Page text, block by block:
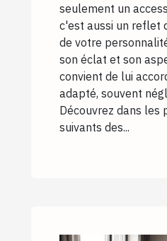
seulement un
c'est aussi un reflet
de votre
son éclat et son
convient de lui
adapté, souvent
Découvrez dans les
suivants des...